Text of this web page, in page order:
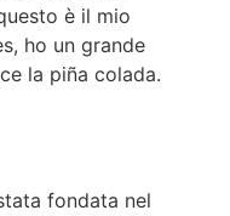
è il mio
ho un grande
la piña colada.
fondata nel